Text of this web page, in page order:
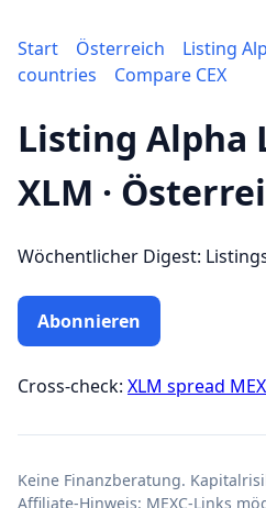
Start Österreich
Listing
countries
Compare CEX
Listing
XLM ·
Wöchentlicher Digest:
Abonnieren
Cross-check: XLM spread
Keine Finanzberatung.
Affiliate-Hinweis: MEXC-Links